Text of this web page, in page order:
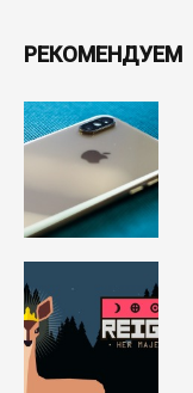
РЕКОМЕНДУЕМ